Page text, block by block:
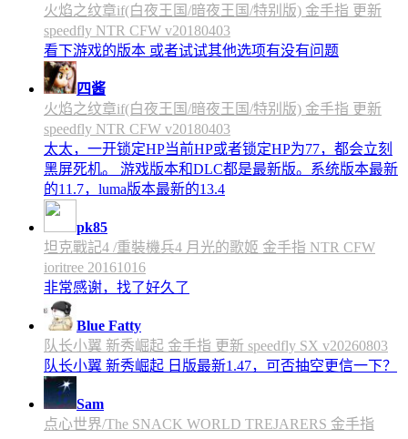
火焰之纹章if(白夜王国/暗夜王国/特别版) 金手指 更新
speedfly NTR CFW v20180403
看下游戏的版本 或者试试其他选项有没有问题
四酱
火焰之纹章if(白夜王国/暗夜王国/特别版) 金手指 更新
speedfly NTR CFW v20180403
太太，一开锁定HP当前HP或者锁定HP为77，都会立刻
黑屏死机。 游戏版本和DLC都是最新版。系统版本最新
的11.7，luma版本最新的13.4
pk85
坦克戰記4 /重裝機兵4 月光的歌姬 金手指 NTR CFW
ioritree 20161016
非常感谢，找了好久了
Blue Fatty
队长小翼 新秀崛起 金手指 更新 speedfly SX v20260803
队长小翼 新秀崛起 日版最新1.47，可否抽空更信一下？
Sam
点心世界/The SNACK WORLD TREJARERS 金手指